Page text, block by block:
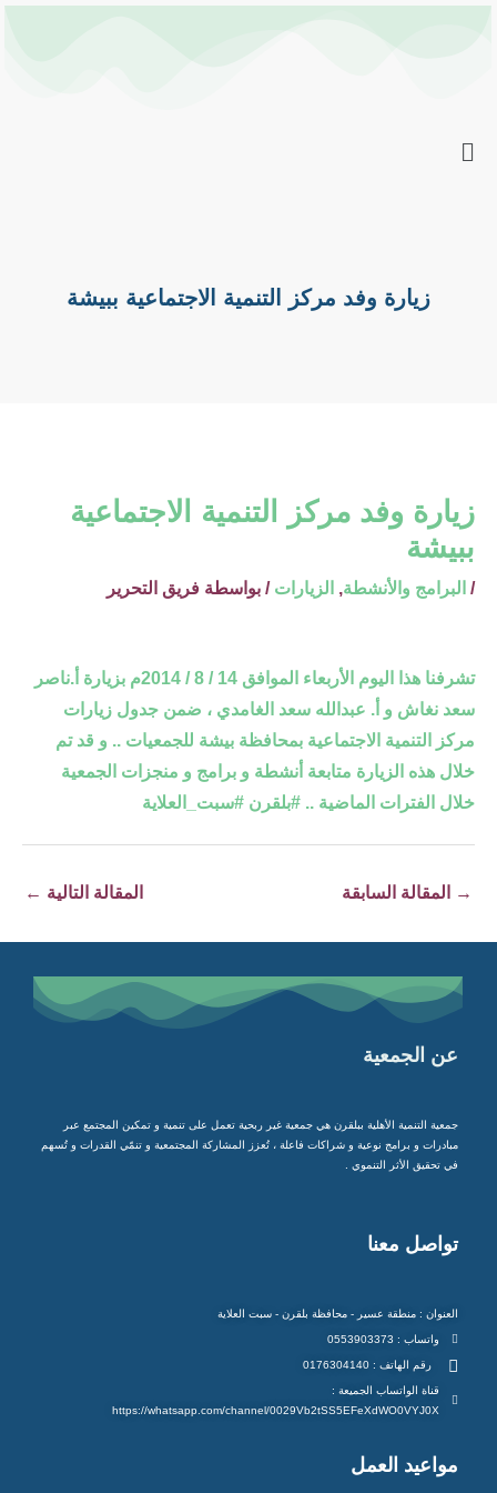
زيارة وفد مركز التنمية الاجتماعية ببيشة
زيارة وفد مركز التنمية الاجتماعية
ببيشة
/ البرامج والأنشطة, الزيارات / بواسطة فريق التحرير
تشرفنا هذا اليوم الأربعاء الموافق 14 / 8 / 2014م بزيارة أ.ناصر
سعد نغاش و أ. عبدالله سعد الغامدي ، ضمن جدول زيارات
مركز التنمية الاجتماعية بمحافظة بيشة للجمعيات .. و قد تم
خلال هذه الزيارة متابعة أنشطة و برامج و منجزات الجمعية
خلال الفترات الماضية .. #بلقرن #سبت_العلاية
navigation
→ المقالة السابقة المقالة التالية ←
عن الجمعية
جمعية التنمية الأهلية ببلقرن هي جمعية غير ربحية تعمل على تنمية و تمكين المجتمع عبر
مبادرات و برامج نوعية و شراكات فاعلة ، تُعزز المشاركة المجتمعية و تنمّي القدرات و تُسهم
في تحقيق الأثر التنموي .
تواصل معنا
العنوان : منطقة عسير - محافظة بلقرن - سبت العلاية
واتساب : 0553903373
رقم الهاتف : 0176304140
قناة الواتساب الجميعة :
https://whatsapp.com/channel/0029Vb2tSS5EFeXdWO0VYJ0X
مواعيد العمل